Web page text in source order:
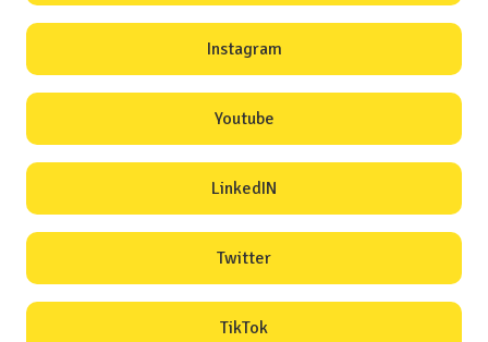
Instagram
Youtube
LinkedIN
Twitter
TikTok